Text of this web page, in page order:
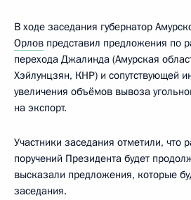
В ходе заседания губернатор
Орлов представил предложения по
перехода Джалинда (Амурская
Хэйлунцзян, КНР) и сопутствующей
увеличения объёмов вывоза
на экспорт.
Участники заседания отметили, что
поручений Президента будет
высказали предложения, которые
заседания.